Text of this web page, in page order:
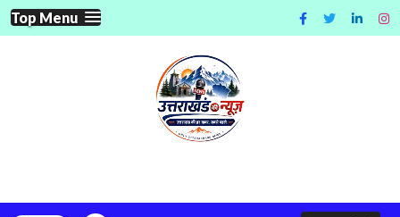
Skip
to
Top Menu